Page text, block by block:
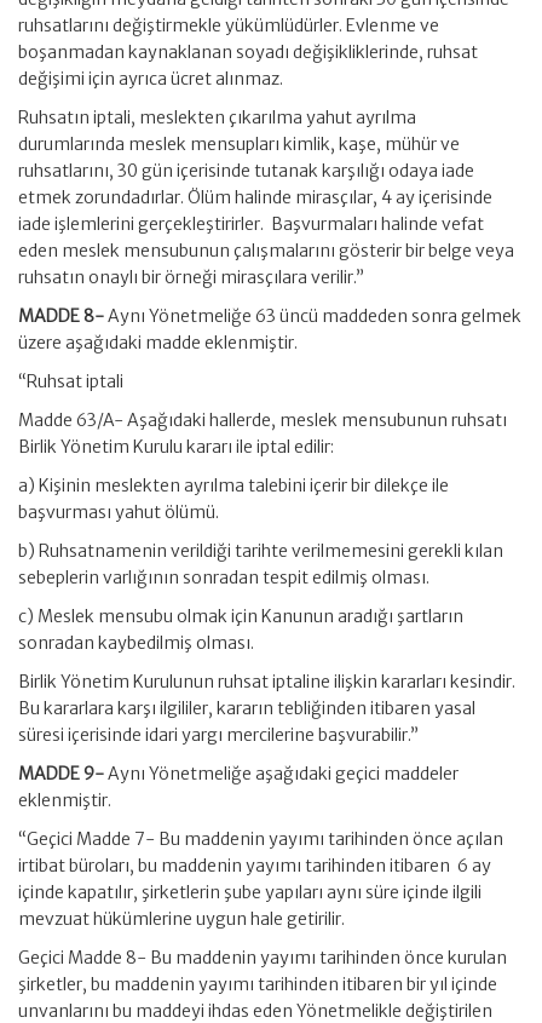
ruhsatlarını değiştirmekle yükümlüdürler. Evlenme ve
boşanmadan kaynaklanan soyadı değişikliklerinde, ruhsat
değişimi için ayrıca ücret alınmaz.
Ruhsatın iptali, meslekten çıkarılma yahut ayrılma
durumlarında meslek mensupları kimlik, kaşe, mühür ve
ruhsatlarını, 30 gün içerisinde tutanak karşılığı odaya iade
etmek zorundadırlar. Ölüm halinde mirasçılar, 4 ay içerisinde
iade işlemlerini gerçekleştirirler. Başvurmaları halinde vefat
eden meslek mensubunun çalışmalarını gösterir bir belge veya
ruhsatın onaylı bir örneği mirasçılara verilir.”
MADDE 8-Aynı Yönetmeliğe 63 üncü maddeden sonra gelmek
üzere aşağıdaki madde eklenmiştir.
“Ruhsat iptali
Madde 63/A- Aşağıdaki hallerde, meslek mensubunun ruhsatı
Birlik Yönetim Kurulu kararı ile iptal edilir:
a) Kişinin meslekten ayrılma talebini içerir bir dilekçe ile
başvurması yahut ölümü.
b) Ruhsatnamenin verildiği tarihte verilmemesini gerekli kılan
sebeplerin varlığının sonradan tespit edilmiş olması.
c) Meslek mensubu olmak için Kanunun aradığı şartların
sonradan kaybedilmiş olması.
Birlik Yönetim Kurulunun ruhsat iptaline ilişkin kararları kesindir.
Bu kararlara karşı ilgililer, kararın tebliğinden itibaren yasal
süresi içerisinde idari yargı mercilerine başvurabilir.”
MADDE 9-Aynı Yönetmeliğe aşağıdaki geçici maddeler
eklenmiştir.
“Geçici Madde 7- Bu maddenin yayımı tarihinden önce açılan
irtibat büroları, bu maddenin yayımı tarihinden itibaren 6 ay
içinde kapatılır, şirketlerin şube yapıları aynı süre içinde ilgili
mevzuat hükümlerine uygun hale getirilir.
Geçici Madde 8- Bu maddenin yayımı tarihinden önce kurulan
şirketler, bu maddenin yayımı tarihinden itibaren bir yıl içinde
unvanlarını bu maddeyi ihdas eden Yönetmelikle değiştirilen